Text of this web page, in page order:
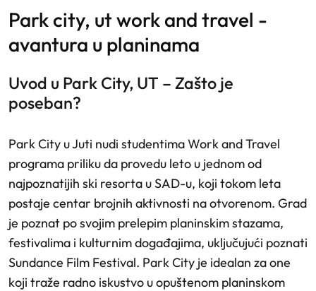
park city, ut work and travel -
avantura u planinama
Uvod u Park City, UT – Zašto je
poseban?
Park City u Juti nudi studentima Work and Travel
programa priliku da provedu leto u jednom od
najpoznatijih ski resorta u SAD-u, koji tokom leta
postaje centar brojnih aktivnosti na otvorenom. Grad
je poznat po svojim prelepim planinskim stazama,
festivalima i kulturnim događajima, uključujući poznati
Sundance Film Festival. Park City je idealan za one
koji traže radno iskustvo u opuštenom planinskom